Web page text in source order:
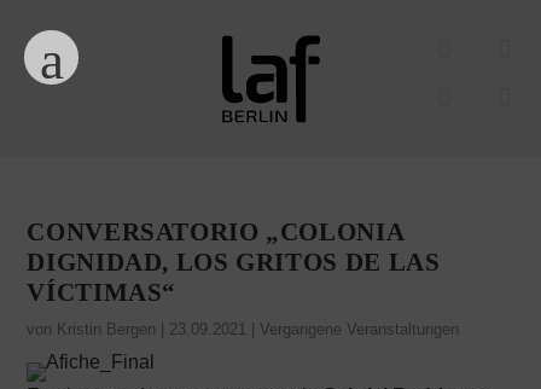
CONVERSATORIO „COLONIA
DIGNIDAD, LOS GRITOS DE LAS
VÍCTIMAS“
von Kristin Bergen 23.09.2021 |Vergangene Veranstaltungen